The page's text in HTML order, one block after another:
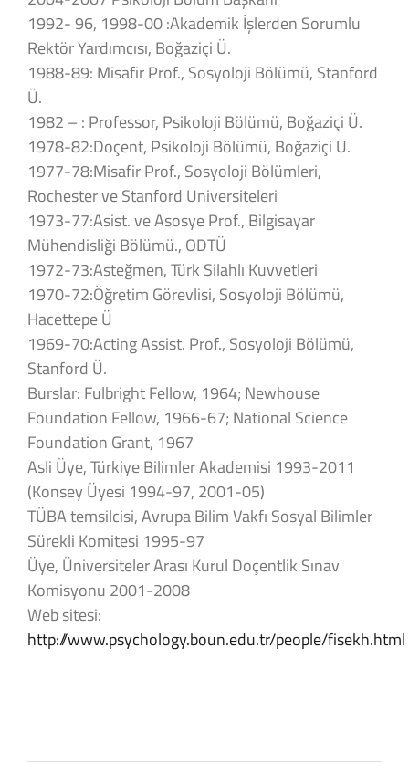
1992- 96, 1998-00 :Akademik İşlerden Sorumlu
Rektör Yardımcısı, Boğaziçi Ü.
1988-89: Misafir Prof., Sosyoloji Bölümü, Stanford
Ü.
1982 – : Professor, Psikoloji Bölümü, Boğaziçi Ü.
1978-82:Doçent, Psikoloji Bölümü, Boğaziçi U.
1977-78:Misafir Prof., Sosyoloji Bölümleri,
Rochester ve Stanford Universiteleri
1973-77:Asist. ve Asosye Prof., Bilgisayar
Mühendisliği Bölümü., ODTÜ
1972-73:Asteğmen, Türk Silahlı Kuvvetleri
1970-72:Öğretim Görevlisi, Sosyoloji Bölümü,
Hacettepe Ü
1969-70:Acting Assist. Prof., Sosyoloji Bölümü,
Stanford Ü.
Burslar: Fulbright Fellow, 1964; Newhouse
Foundation Fellow, 1966-67; National Science
Foundation Grant, 1967
Asli Üye, Türkiye Bilimler Akademisi 1993-2011
(Konsey Üyesi 1994-97, 2001-05)
TÜBA temsilcisi, Avrupa Bilim Vakfı Sosyal Bilimler
Sürekli Komitesi 1995-97
Üye, Üniversiteler Arası Kurul Doçentlik Sınav
Komisyonu 2001-2008
Web sitesi:
http://www.psychology.boun.edu.tr/people/fisekh.html